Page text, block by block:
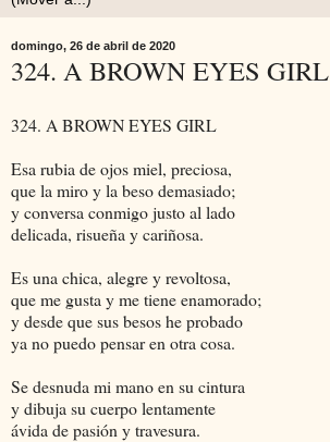
domingo, 26 de abril de 2020
324. A BROWN EYES GIRL
324. A BROWN EYES GIRL
Esa rubia de ojos miel, preciosa,
que la miro y la beso demasiado;
y conversa conmigo justo al lado
delicada, risueña y cariñosa.
Es una chica, alegre y revoltosa,
que me gusta y me tiene enamorado;
y desde que sus besos he probado
ya no puedo pensar en otra cosa.
Se desnuda mi mano en su cintura
y dibuja su cuerpo lentamente
ávida de pasión y travesura.